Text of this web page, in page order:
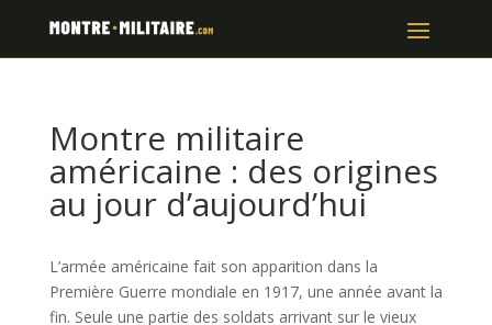
Montre militaire
américaine : des origines
au jour d’aujourd’hui
L’armée américaine fait son apparition dans la
Première Guerre mondiale en 1917, une année avant la
fin. Seule une partie des soldats arrivant sur le vieux